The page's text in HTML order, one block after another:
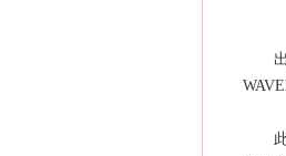
出口
此次